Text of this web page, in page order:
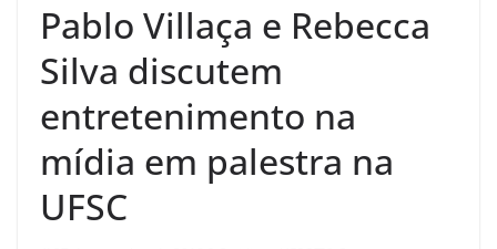
Pablo Villaça e Rebecca
Silva discutem
entretenimento na
mídia em palestra na
UFSC